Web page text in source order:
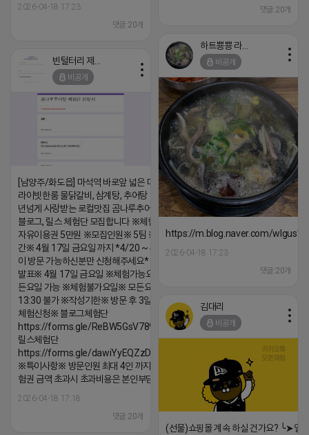
댓글:20개
2026-04-18 17:23
댓글:20개
하트뿅뿅 라이언
비공개
https://m.blog.naver.com/
2026-04-18 17:23
댓글:20개
비공개
[남양주/화도읍] 마석역 바로앞 넓은 매장과, 프
라이빗한룸 물닭갈비, 삼계탕, 추어탕 맛집 10
년넘게 사랑받는 로컬맛집 곰나루추어탕에서
블로그, 릴스 체험단 모집합니다 ※체험메뉴※
자유이용권 5만원 ※모집인원※ 5팀 ※모집기
간※ 4월 17일 금요일 까지 *4/20 ~ 4/26 사
이 방문 가능하신분만 신청해주세요* ※체험단
발표※ 4월 17일 금요일 ※체험가능요일※ 모
든요일 가능 ※체험불가요일※ 모든요일 12 ~
13:30 불가 ※작성기한※ 방문 후 3일 이내 ※
체험신청※ 블로그체험단
https://forms.gle/ReBW5GsV789ur2Pz6
릴스체험단
https://forms.gle/dawiYyEQZzDdqf8W8
※특이사항※ 방문인원 최대 4인 까지 가능 체
험권 금액 초과시 초과비용은 본인부담입니다.
2026-04-18 17:18
댓글:20개
김대리
비공개
(선물)쇼핑몰 계속 하실 건가요? ╰➤열